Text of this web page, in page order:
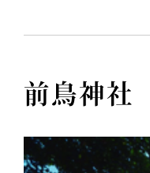
前鳥神社